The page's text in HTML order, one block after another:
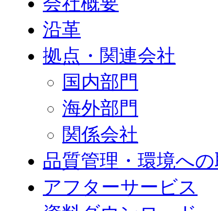
沿革
拠点・関連会社
国内部門
海外部門
関係会社
品質管理・環境へ
アフターサービス